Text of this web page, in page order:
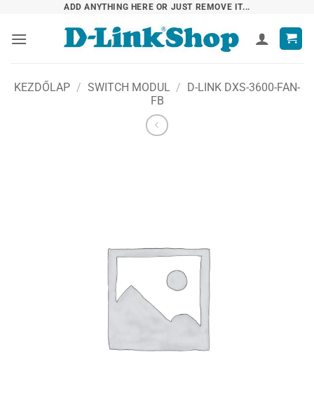
content
ADD ANYTHING HERE OR JUST REMOVE IT...
KEZDŐLAP / SWITCH MODUL / D-LINK DXS-3600-FAN-
FB